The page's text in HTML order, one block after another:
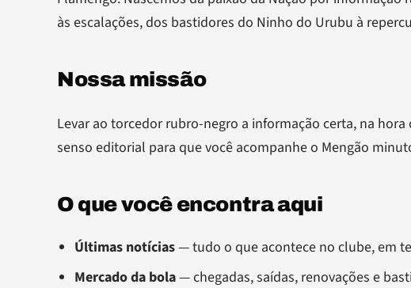
às escalações, dos bastidores do Ninho do Urubu à
Nossa missão
Levar ao torcedor rubro-negro a informação certa, na
senso editorial para que você acompanhe o Mengão
O que você encontra aqui
Últimas notícias— tudo o que acontece no clube, em
Mercado da bola— chegadas, saídas, renovações e